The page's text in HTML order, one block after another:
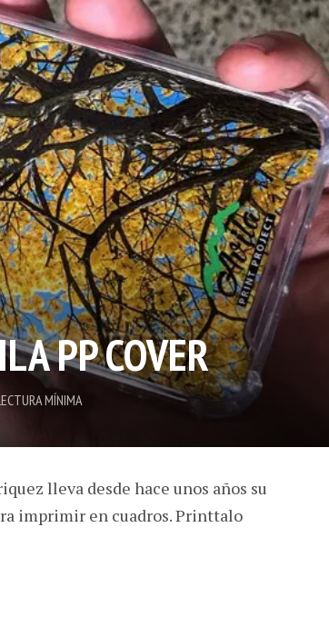
PP COVER
MÍNIMA
lleva desde hace unos años su
imprimir en cuadros. Printtalo